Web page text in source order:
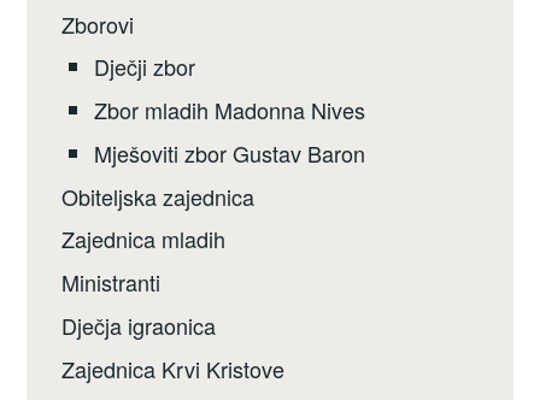
Zborovi
Dječji zbor
Zbor mladih Madonna Nives
Mješoviti zbor Gustav Baron
Obiteljska zajednica
Zajednica mladih
Ministranti
Dječja igraonica
Zajednica Krvi Kristove